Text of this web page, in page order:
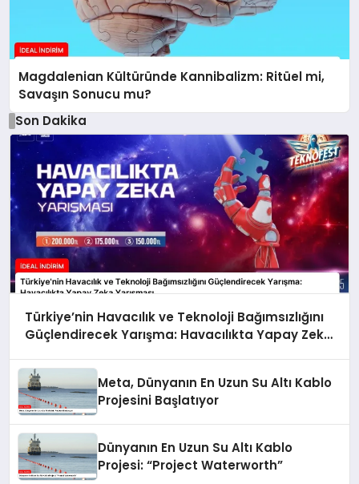
Magdalenian Kültüründe Kannibalizm: Ritüel mi,
Savaşın Sonucu mu?
Son Dakika
Türkiye’nin Havacılık ve Teknoloji Bağımsızlığını
Güçlendirecek Yarışma: Havacılıkta Yapay Zeka
Meta, Dünyanın En Uzun Su Altı Kablo
Projesini Başlatıyor
Dünyanın En Uzun Su Altı Kablo
Projesi: “Project Waterworth”